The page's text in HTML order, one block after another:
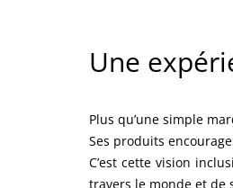
Une
Plus qu’une simple
Ses produits
C’est cette vision
travers le monde et de